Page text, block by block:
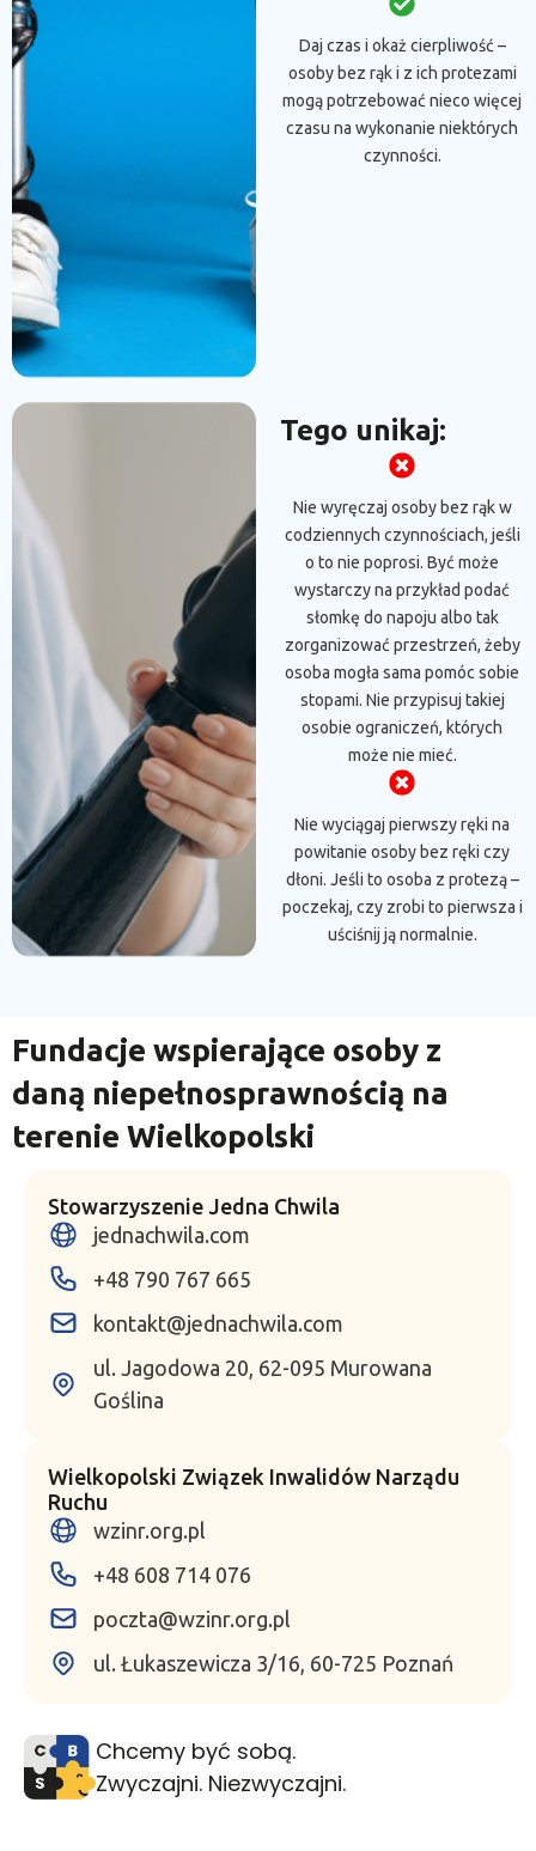
Daj czas i okaż cierpliwość –
osoby bez rąk i z ich protezami
mogą potrzebować nieco więcej
czasu na wykonanie niektórych
czynności.
Tego unikaj:
Nie wyręczaj osoby bez rąk w
codziennych czynnościach, jeśli
o to nie poprosi. Być może
wystarczy na przykład podać
słomkę do napoju albo tak
zorganizować przestrzeń, żeby
osoba mogła sama pomóc sobie
stopami. Nie przypisuj takiej
osobie ograniczeń, których
może nie mieć.
Nie wyciągaj pierwszy ręki na
powitanie osoby bez ręki czy
dłoni. Jeśli to osoba z protezą –
poczekaj, czy zrobi to pierwsza i
uściśnij ją normalnie.
Fundacje wspierające osoby z
daną niepełnosprawnością na
terenie Wielkopolski​
Stowarzyszenie Jedna Chwila
jednachwila.com
+48 790 767 665
kontakt@jednachwila.com
ul. Jagodowa 20, 62-095 Murowana
Goślina
Wielkopolski Związek Inwalidów Narządu
Ruchu
wzinr.org.pl
+48 608 714 076
poczta@wzinr.org.pl
ul. Łukaszewicza 3/16, 60-725 Poznań
Chcemy być sobą.
Zwyczajni. Niezwyczajni.